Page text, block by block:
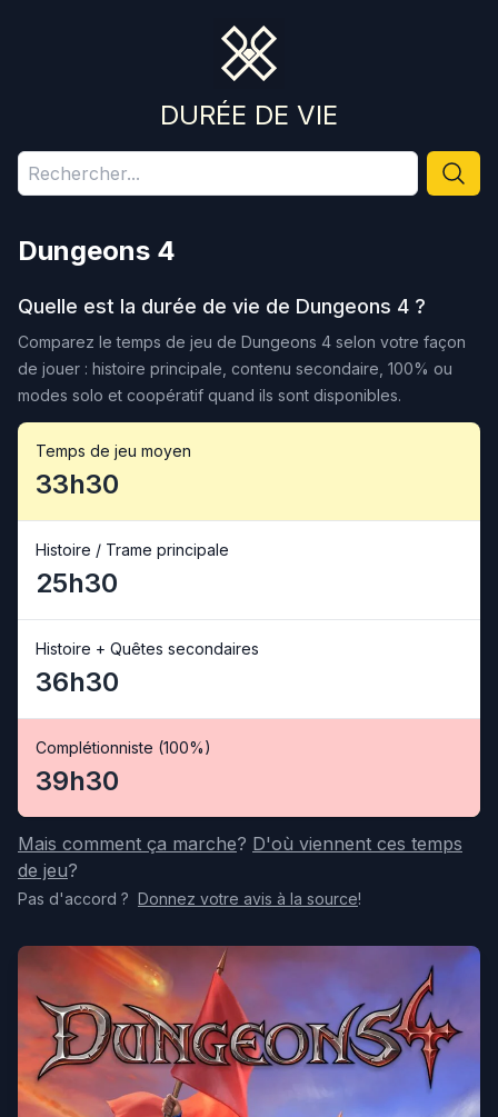
DURÉE DE VIE
Dungeons 4
Quelle est la durée de vie de Dungeons 4 ?
Comparez le temps de jeu de Dungeons 4 selon votre façon
de jouer : histoire principale, contenu secondaire, 100% ou
modes solo et coopératif quand ils sont disponibles.
Temps de jeu moyen
33h30
Histoire / Trame principale
25h30
Histoire + Quêtes secondaires
36h30
Complétionniste (100%)
39h30
Mais comment ça marche? D'où viennent ces temps
de jeu?
Pas d'accord ? Donnez votre avis à la source!